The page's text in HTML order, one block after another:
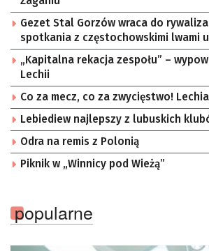
Gezet Stal Gorzów wraca do
spotkania z częstochowskimi lwami
„Kapitalna rekacja zespołu” –
Lechii
Co za mecz, co za zwycięstwo!
Lebiediew najlepszy z lubuskich
Odra na remis z Polonią
Piknik w „Winnicy pod Wieżą”
popularne